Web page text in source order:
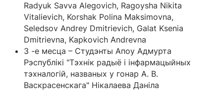
Radyuk Savva Alegovich, Ragoysha Nikita
Vitalievich, Korshak Polina Maksimovna,
Seledsov Andrey Dmitrievich, Galat Ksenia
Dmitrievna, Kapkovich Andrevna
3 -е месца – Студэнты Апоу Адмурта
Рэспублікі "Тэхнік радыё і інфармацыйных
тэхналогій, названых у гонар А. В.
Васкрасенскага" Нікалаева Даніла